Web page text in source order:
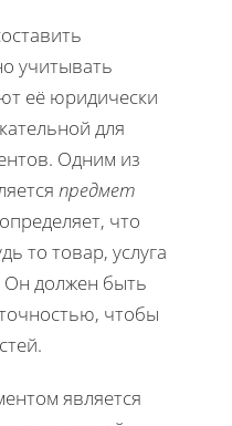
учитывать
её юридически
для
Одним из
предмет
что
то товар, услуга
Он должен быть
чтобы
является